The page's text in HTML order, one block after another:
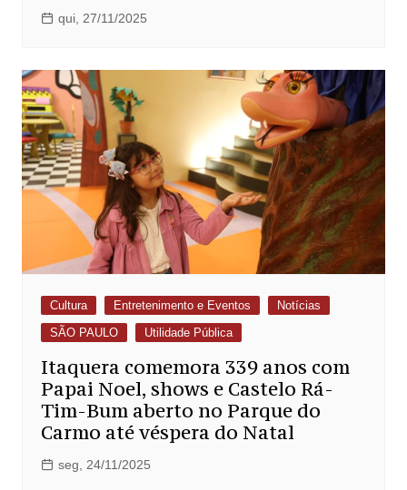
qui, 27/11/2025
Cultura Entretenimento e Eventos
Notícias
SÃO PAULO
Utilidade Pública
Itaquera comemora 339 anos com
Papai Noel, shows e Castelo Rá-
Tim-Bum aberto no Parque do
Carmo até véspera do Natal
seg, 24/11/2025